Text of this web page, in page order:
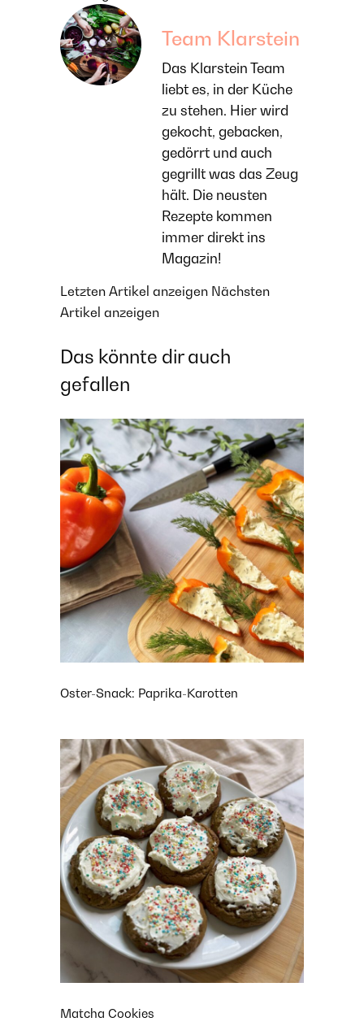
Team Klarstein
Das Klarstein Team
liebt es, in der Küche
zu stehen. Hier wird
gekocht, gebacken,
gedörrt und auch
gegrillt was das Zeug
hält. Die neusten
Rezepte kommen
immer direkt ins
Magazin!
Letzten Artikel anzeigen Nächsten
Artikel anzeigen
Das könnte dir auch
gefallen
Oster-Snack: Paprika-Karotten
Matcha Cookies